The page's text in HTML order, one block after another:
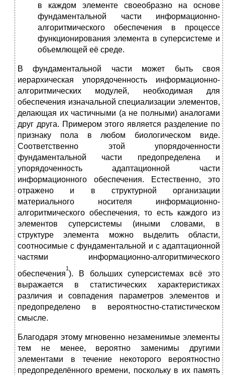
в каждом элементе своеобразно на основе
фундаментальной части информационно-
алгоритмического обеспечения в процессе
функционирования элемента в суперсистеме и
объемлющей её среде.
В фундаментальной части может быть своя
иерархическая упорядоченность информационно-
алгоритмических модулей, необходимая для
обеспечения изначальной специализации элементов,
делающая их частичными (а не полными) аналогами
друг друга. Примером этого является разделение по
признаку пола в любом биологическом виде.
Соответственно этой упорядоченности
фундаментальной части предопределена и
упорядоченность адаптационной части
информационного обеспечения. Естественно, это
отражено и в структурной организации
материального носителя информационно-
алгоритмического обеспечения, то есть каждого из
элементов суперсистемы (иными словами, в
структуре элемента можно выделить области,
соотносимые с фундаментальной и с адаптационной
частями информационно-алгоритми­чес­кого
обеспечения
1
). В больших суперсистемах всё это
выражается в статистических характеристиках
различия и совпадения параметров элементов и
предопределено в вероятностно-статисти­чес­ком
смысле.
Благодаря этому мгновенно незаменимые элементы
тем не менее, вероятно заменимы другими
элементами в течение некоторого вероятностно
предопределённого времени, поскольку в их память